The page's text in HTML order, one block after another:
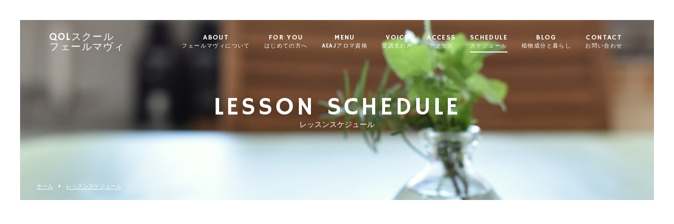
QOLスクール
フェールマヴィ
ABOUT
フェールマヴィについて
FOR YOU
はじめての方へ
MENU
AEAJアロマ資格
VOICE
受講生の声
ACCESS
アクセス
SCHEDULE
スケジュール
BLOG
植物成分と暮らし
CONTACT
お問い合わせ
LESSON SCHEDULE
レッスンスケジュール
ホーム レッスンスケジュール